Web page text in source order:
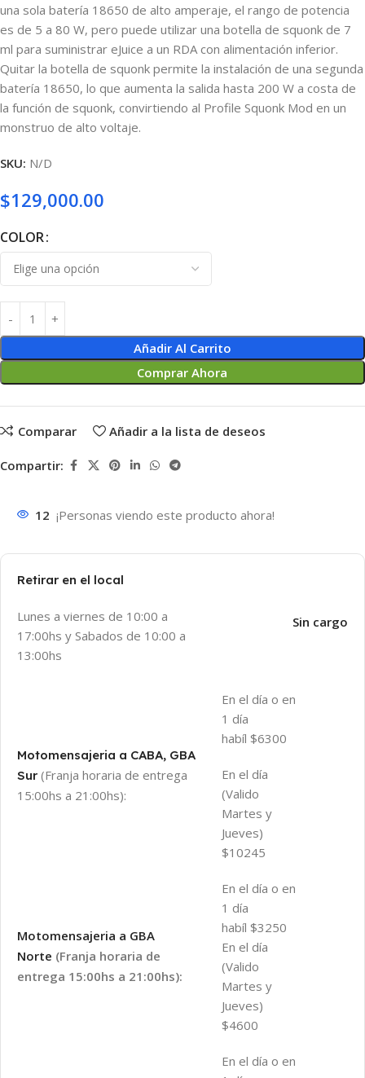
una sola batería 18650 de alto amperaje, el rango de potencia
es de 5 a 80 W, pero puede utilizar una botella de squonk de 7
ml para suministrar eJuice a un RDA con alimentación inferior.
Quitar la botella de squonk permite la instalación de una segunda
batería 18650, lo que aumenta la salida hasta 200 W a costa de
la función de squonk, convirtiendo al Profile Squonk Mod en un
monstruo de alto voltaje.
SKU: N/D
$129,000.00
COLOR
Añadir Al Carrito
Comprar Ahora
Comparar Añadir a la lista de deseos
Compartir:
12 ¡Personas viendo este producto ahora!
Retirar en el local
Lunes a viernes de 10:00 a
17:00hs y Sabados de 10:00 a
13:00hs
Sin cargo
Motomensajeria a CABA, GBA
Sur (Franja horaria de entrega
15:00hs a 21:00hs):
En el día o en
1 día
habíl $6300
En el día
(Valido
Martes y
Jueves)
$10245
Motomensajeria a GBA
Norte (Franja horaria de
entrega 15:00hs a 21:00hs):
En el día o en
1 día
habíl $3250
En el día
(Valido
Martes y
Jueves)
$4600
En el día o en